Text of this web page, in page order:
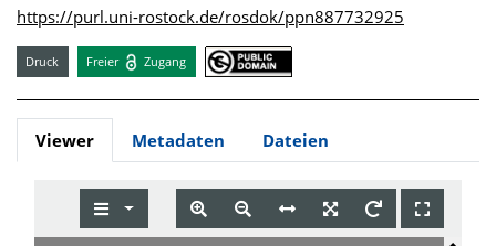
https://purl.uni-rostock.de/rosdok/ppn887732925
Druck Freier Zugang
Viewer Metadaten Dateien